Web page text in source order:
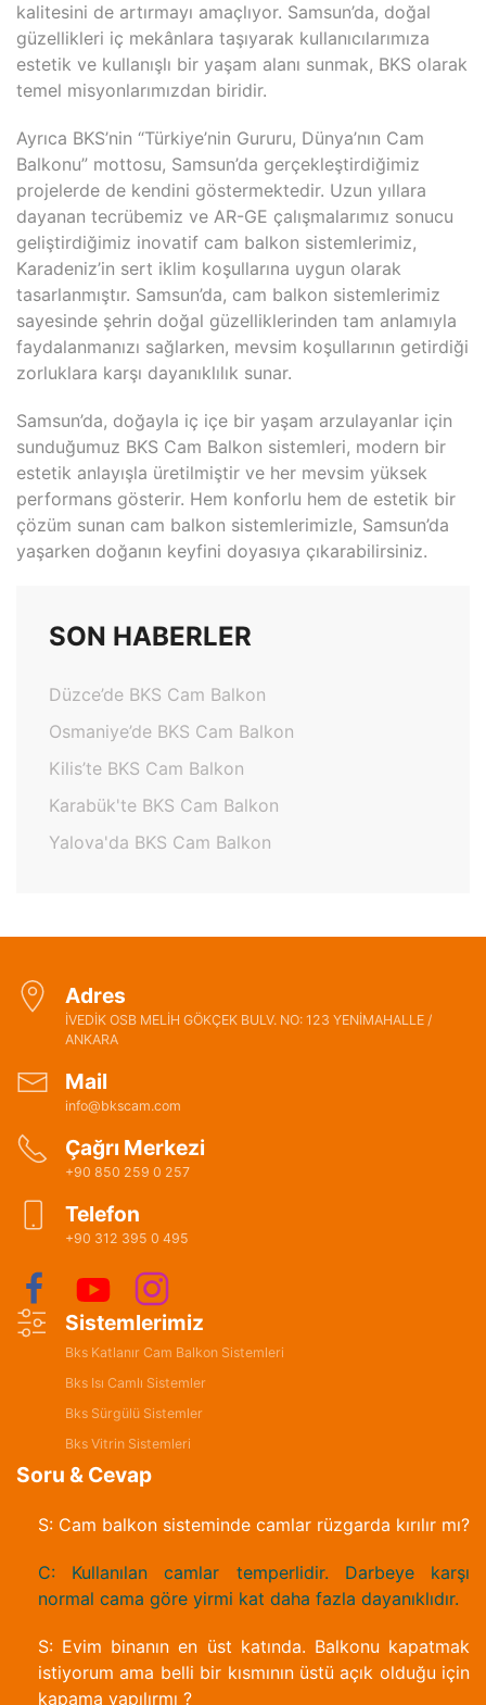
kalitesini de artırmayı amaçlıyor. Samsun’da, doğal
güzellikleri iç mekânlara taşıyarak kullanıcılarımıza
estetik ve kullanışlı bir yaşam alanı sunmak, BKS olarak
temel misyonlarımızdan biridir.
Ayrıca BKS’nin “Türkiye’nin Gururu, Dünya’nın Cam
Balkonu” mottosu, Samsun’da gerçekleştirdiğimiz
projelerde de kendini göstermektedir. Uzun yıllara
dayanan tecrübemiz ve AR-GE çalışmalarımız sonucu
geliştirdiğimiz inovatif cam balkon sistemlerimiz,
Karadeniz’in sert iklim koşullarına uygun olarak
tasarlanmıştır. Samsun’da, cam balkon sistemlerimiz
sayesinde şehrin doğal güzelliklerinden tam anlamıyla
faydalanmanızı sağlarken, mevsim koşullarının getirdiği
zorluklara karşı dayanıklılık sunar.
Samsun’da, doğayla iç içe bir yaşam arzulayanlar için
sunduğumuz BKS Cam Balkon sistemleri, modern bir
estetik anlayışla üretilmiştir ve her mevsim yüksek
performans gösterir. Hem konforlu hem de estetik bir
çözüm sunan cam balkon sistemlerimizle, Samsun’da
yaşarken doğanın keyfini doyasıya çıkarabilirsiniz.
SON HABERLER
Düzce’de BKS Cam Balkon
Osmaniye’de BKS Cam Balkon
Kilis’te BKS Cam Balkon
Karabük'te BKS Cam Balkon
Yalova'da BKS Cam Balkon
Adres
İVEDİK OSB MELİH GÖKÇEK BULV. NO: 123 YENİMAHALLE /
ANKARA
Mail
info@bkscam.com
Çağrı Merkezi
+90 850 259 0 257
Telefon
+90 312 395 0 495
Sistemlerimiz
Bks Katlanır Cam Balkon Sistemleri
Bks Isı Camlı Sistemler
Bks Sürgülü Sistemler
Bks Vitrin Sistemleri
Soru & Cevap
S: Cam balkon sisteminde camlar rüzgarda kırılır mı?
C: Kullanılan camlar temperlidir. Darbeye karşı
normal cama göre yirmi kat daha fazla dayanıklıdır.
S: Evim binanın en üst katında. Balkonu kapatmak
istiyorum ama belli bir kısmının üstü açık olduğu için
kapama yapılırmı ?